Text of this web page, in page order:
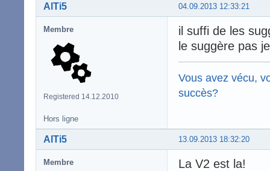
04.09.2013 12:33:21
AlTi5
Membre
Registered 14.12.2010
il suffi de les
le suggère pas
Vous avez vécu,
succès?
Hors ligne
13.09.2013 18:32:20
AlTi5
Membre
La V2 est la!